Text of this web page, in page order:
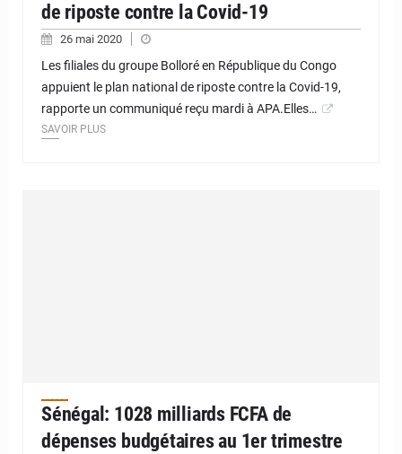
de riposte contre la Covid-19
26 mai 2020
Les filiales du groupe Bolloré en République du Congo
appuient le plan national de riposte contre la Covid-19,
rapporte un communiqué reçu mardi à APA.Elles…
SAVOIR PLUS
Sénégal: 1028 milliards FCFA de
dépenses budgétaires au 1er trimestre